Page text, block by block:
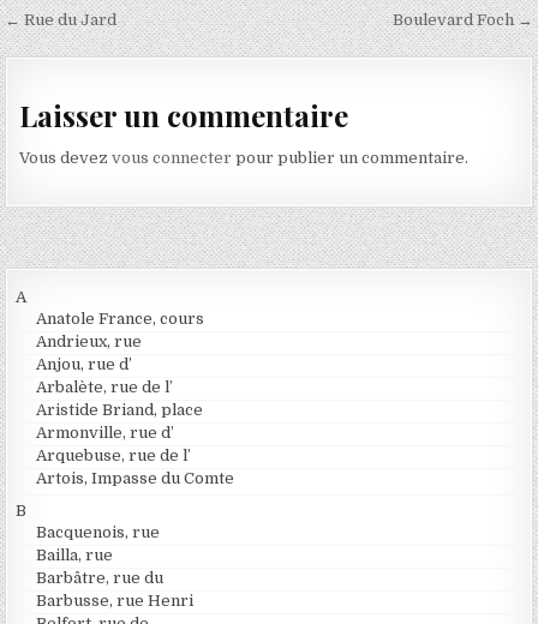
Navigation de l’article Boulevard Foch →
← Rue du Jard
Laisser un commentaire
Vous devezvous connecter pour publier un commentaire.
A
Anatole France, cours
Andrieux, rue
Anjou, rue d’
Arbalète, rue de l’
Aristide Briand, place
Armonville, rue d’
Arquebuse, rue de l’
Artois, Impasse du Comte
B
Bacquenois, rue
Bailla, rue
Barbâtre, rue du
Barbusse, rue Henri